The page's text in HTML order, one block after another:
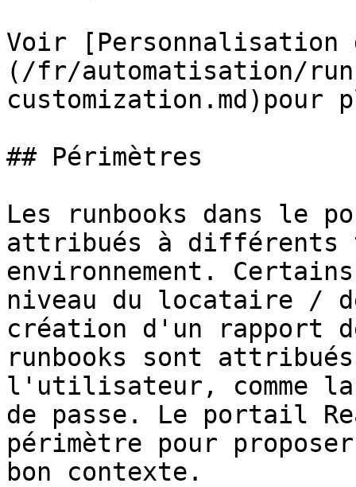
Voir [Personnalisation
(/fr/automatisation/
## Périmètres
Les runbooks dans le
attribués à différents
environnement.
niveau du locataire /
création d'un rapport
runbooks sont
l'utilisateur, comme
de passe. Le portail
périmètre pour
bon contexte.